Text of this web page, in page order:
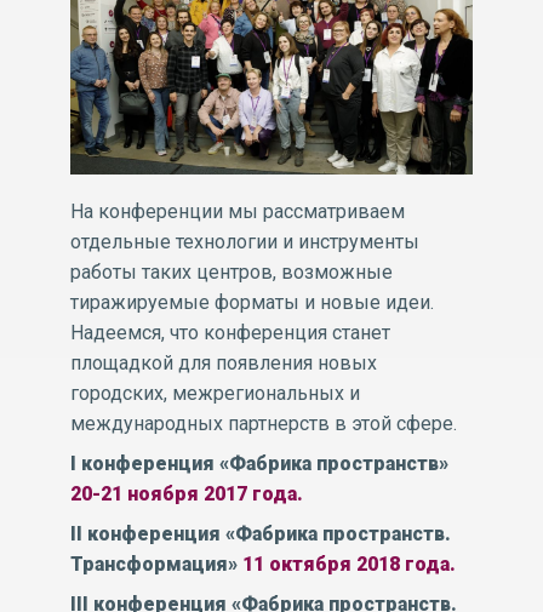
На конференции мы рассматриваем
отдельные технологии и инструменты
работы таких центров, возможные
тиражируемые форматы и новые идеи.
Надеемся, что конференция станет
площадкой для появления новых
городских, межрегиональных и
международных партнерств в этой сфере.
I конференция«Фабрика пространств»
20-21 ноября 2017 года.
II конференция«Фабрика пространств.
Трансформация» 11 октября 2018 года.
III конференция«Фабрика пространств.